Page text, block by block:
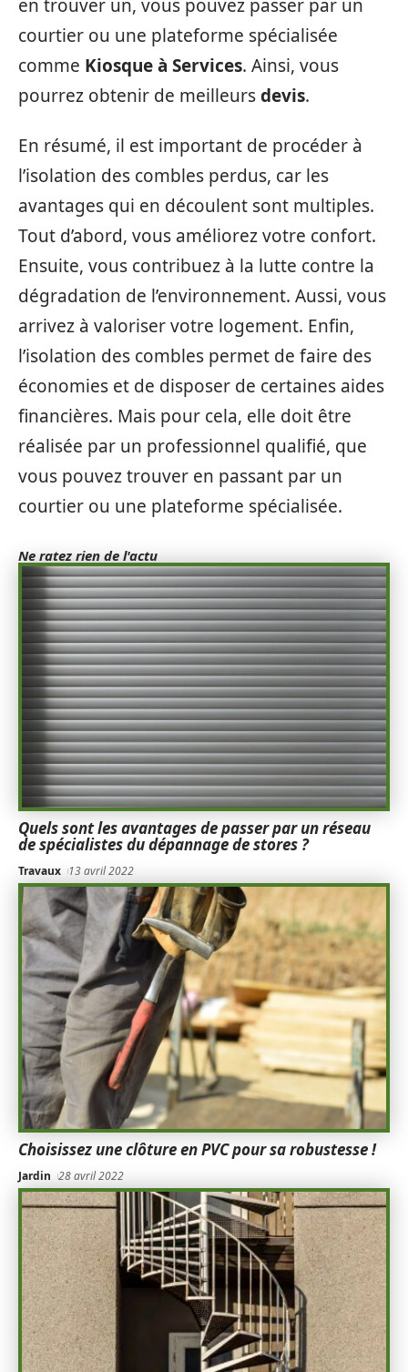
en trouver un, vous pouvez passer par un
courtier ou une plateforme spécialisée
comme Kiosque à Services. Ainsi, vous
pourrez obtenir de meilleursdevis.
En résumé, il est important de procéder à
l’isolation des combles perdus, car les
avantages qui en découlent sont multiples.
Tout d’abord, vous améliorez votre confort.
Ensuite, vous contribuez à la lutte contre la
dégradation de l’environnement. Aussi, vous
arrivez à valoriser votre logement. Enfin,
l’isolation des combles permet de faire des
économies et de disposer de certaines aides
financières. Mais pour cela, elle doit être
réalisée par un professionnel qualifié, que
vous pouvez trouver en passant par un
courtier ou une plateforme spécialisée.
Ne ratez rien de l'actu
Quels sont les avantages de passer par un réseau
de spécialistes du dépannage de stores ?
Travaux 13 avril 2022
Choisissez une clôture en PVC pour sa robustesse !
Jardin 28 avril 2022